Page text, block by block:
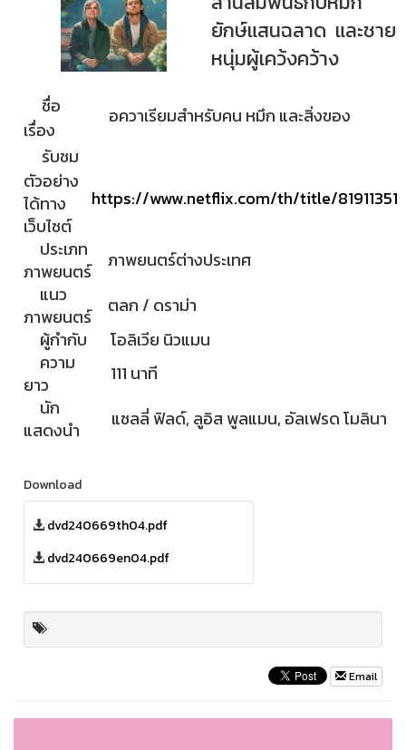
ยักษ์แสนฉลาด และชาย
หนุ่มผู้เคว้งคว้าง
ชื่อ
เรื่อง
อควาเรียมสำหรับคน หมึก และสิ่งของ
รับชม
ตัวอย่าง
ได้ทาง
เว็บไซต์
https://www.netflix.com/th/title/81911351
ประเภท
ภาพยนตร์
ภาพยนตร์ต่างประเทศ
แนว
ภาพยนตร์
ตลก / ดราม่า
ผู้กำกับ
โอลิเวีย นิวแมน
ความ
ยาว
111 นาที
นัก
แสดงนำ
แซลลี่ ฟิลด์, ลูอิส พูลแมน, อัลเฟรด โมลินา
Download
dvd240669th04.pdf
dvd240669en04.pdf
Email